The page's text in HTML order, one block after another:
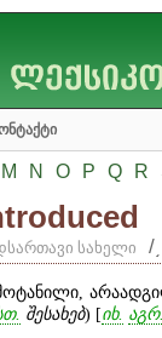
M N O P Q R
სახელი /
შესახებ) [იხ.